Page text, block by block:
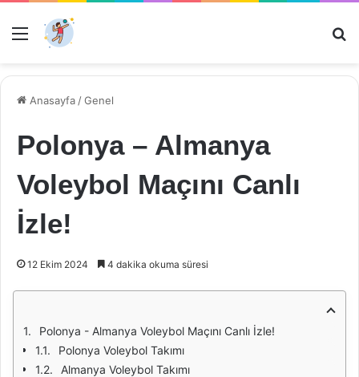
Menü
Anasayfa /Genel
Polonya – Almanya
Voleybol Maçını Canlı
İzle!
12 Ekim 2024 4 dakika okuma süresi
Polonya - Almanya Voleybol Maçını Canlı İzle!
Polonya Voleybol Takımı
Almanya Voleybol Takımı